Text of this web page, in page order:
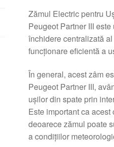
Zămul Electric pentru
Peugeot Partner III
închidere centralizată
funcționare eficientă a
În general, acest zâm
Peugeot Partner III,
ușilor din spate prin
Este important ca
deoarece zămul poate
a condițiilor